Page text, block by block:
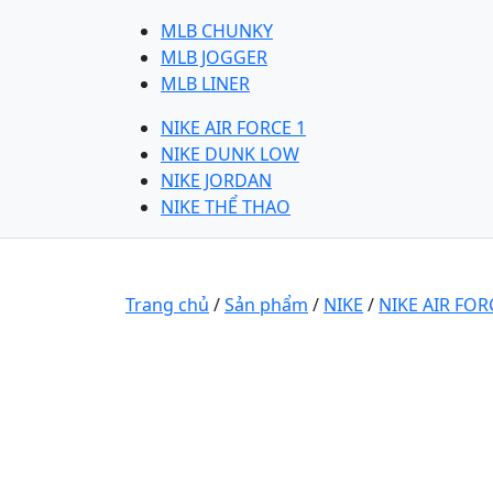
MLB CHUNKY
MLB JOGGER
MLB LINER
NIKE AIR FORCE 1
NIKE DUNK LOW
NIKE JORDAN
NIKE THỂ THAO
Trang chủ /Sản phẩm / NIKE / NIKE AIR